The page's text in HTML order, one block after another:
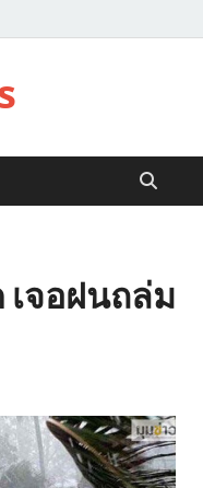
เจอฝนถล่ม